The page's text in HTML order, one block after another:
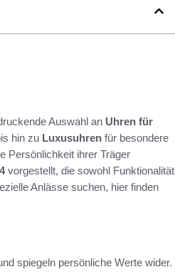
Auswahl an Uhren für
hin zu Luxusuhren für besondere
Persönlichkeit ihrer Träger
vorgestellt, die sowohl Funktionalität
Anlässe suchen, hier finden
spiegeln persönliche Werte wider.